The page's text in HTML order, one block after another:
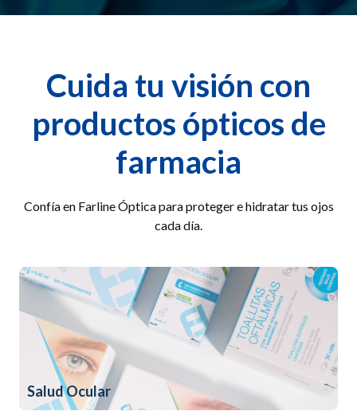
Cuida tu visión con
productos ópticos de
farmacia
Confía en Farline Óptica para proteger e hidratar tus ojos
cada día.
Salud Ocular